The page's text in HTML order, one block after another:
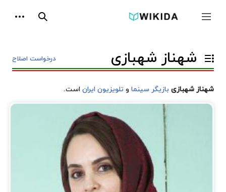
جمع و باز کردن نوار کناری جستجو
درخواست اصلاح تغییر وضعیت فهرست محتویات شهناز شهبازی
شهناز شهبازی بازیگر سینما و تلویزیون ایران است.
زندگی‌نامه